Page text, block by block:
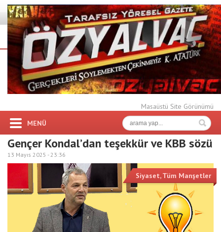
Masaüstü Site Görünümü
MENÜ
Gençer Kondal’dan teşekkür ve KBB sözü
13 Mayıs 2025 - 23:36
Siyaset,Tüm Manşetler